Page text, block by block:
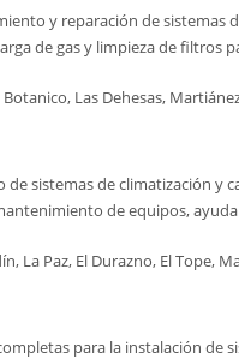
y reparación de sistemas
de gas y limpieza de filtros
Las Dehesas,
sistemas de climatización y
de equipos,
La Paz, El Durazno, El Tope,
para la instalación